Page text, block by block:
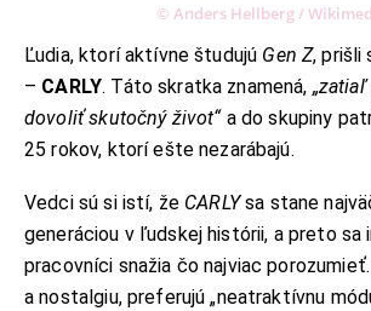
© Anders Hellberg /
Ľudia, ktorí aktívne študujú Gen Z, prišli
– CARLY. Táto skratka znamená,
dovoliť skutočný život“a do skupiny
25 rokov, ktorí ešte nezarábajú.
Vedci sú si istí, že CARLYsa stane
generáciou v ľudskej histórii, a preto sa
pracovníci snažia čo najviac
a nostalgiu, preferujú „neatraktívnu